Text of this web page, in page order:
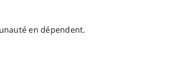
en dépendent.